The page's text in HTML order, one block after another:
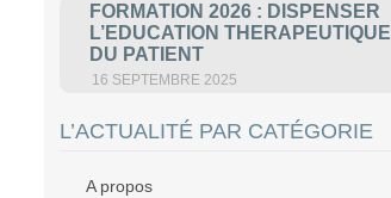
FORMATION 2026 : DISPENSER
L’EDUCATION THERAPEUTIQUE
DU PATIENT
16 SEPTEMBRE 2025
L’ACTUALITÉ PAR CATÉGORIE
A propos